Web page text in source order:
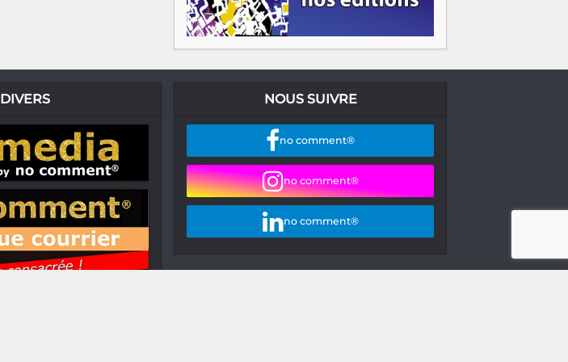
DIVERS NOUS SUIVRE
no comment®
no comment®
no comment®